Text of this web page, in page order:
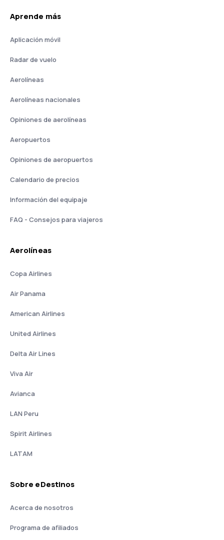
Aprende más
Aplicación móvil
Radar de vuelo
Aerolíneas
Aerolíneas nacionales
Opiniones de aerolíneas
Aeropuertos
Opiniones de aeropuertos
Calendario de precios
Información del equipaje
FAQ - Consejos para viajeros
Aerolíneas
Copa Airlines
Air Panama
American Airlines
United Airlines
Delta Air Lines
Viva Air
Avianca
LAN Peru
Spirit Airlines
LATAM
Sobre eDestinos
Acerca de nosotros
Programa de afiliados